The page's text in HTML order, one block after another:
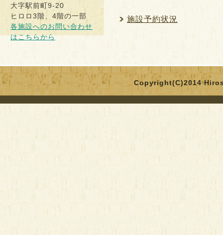
大字駅前町9-20
ヒロロ3階、4階の一部
各施設へのお問い合わせ
はこちらから
施設予約状況
Copyright(C)2014